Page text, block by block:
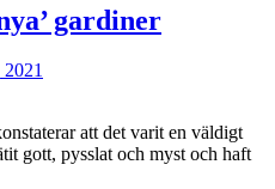
gardiner
2021
att det varit en väldigt
gott, pysslat och myst och haft